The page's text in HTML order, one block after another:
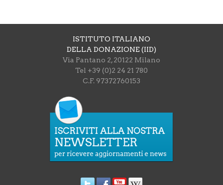
ISTITUTO ITALIANO
DELLA DONAZIONE (IID)
Via Pantano 2, 20122 Milano
Tel +39 (0)2 24 21 780
C.F. 97372760153